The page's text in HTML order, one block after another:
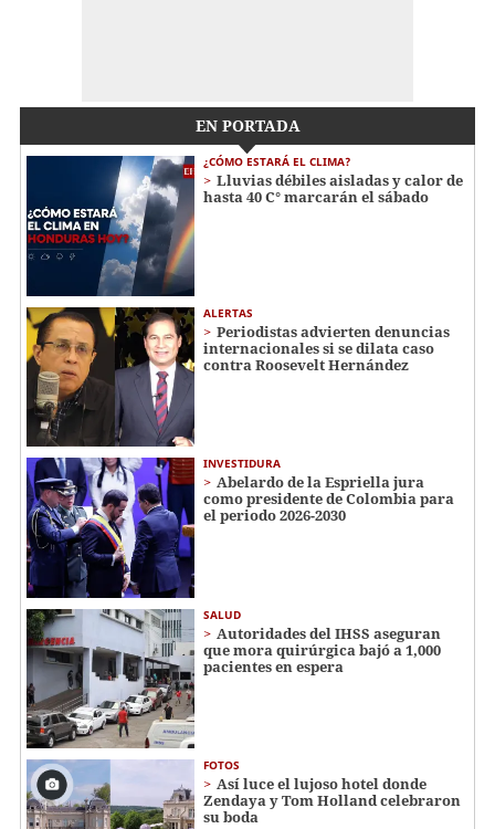
EN PORTADA
¿CÓMO ESTARÁ EL CLIMA?
Lluvias débiles aisladas y calor de
hasta 40 C° marcarán el sábado
ALERTAS
Periodistas advierten denuncias
internacionales si se dilata caso
contra Roosevelt Hernández
INVESTIDURA
Abelardo de la Espriella jura
como presidente de Colombia para
el periodo 2026-2030
SALUD
Autoridades del IHSS aseguran
que mora quirúrgica bajó a 1,000
pacientes en espera
FOTOS
Así luce el lujoso hotel donde
Zendaya y Tom Holland celebraron
su boda